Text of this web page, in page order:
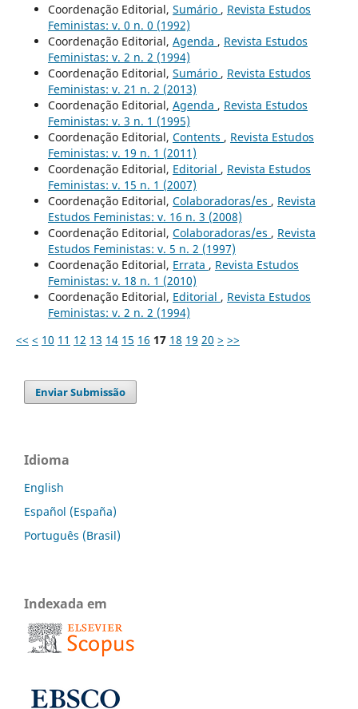
Coordenação Editorial, Sumário , Revista Estudos
Feministas: v. 0 n. 0 (1992)
Coordenação Editorial, Agenda , Revista Estudos
Feministas: v. 2 n. 2 (1994)
Coordenação Editorial, Sumário , Revista Estudos
Feministas: v. 21 n. 2 (2013)
Coordenação Editorial, Agenda , Revista Estudos
Feministas: v. 3 n. 1 (1995)
Coordenação Editorial, Contents , Revista Estudos
Feministas: v. 19 n. 1 (2011)
Coordenação Editorial, Editorial , Revista Estudos
Feministas: v. 15 n. 1 (2007)
Coordenação Editorial, Colaboradoras/es , Revista
Estudos Feministas: v. 16 n. 3 (2008)
Coordenação Editorial, Colaboradoras/es , Revista
Estudos Feministas: v. 5 n. 2 (1997)
Coordenação Editorial, Errata , Revista Estudos
Feministas: v. 18 n. 1 (2010)
Coordenação Editorial, Editorial , Revista Estudos
Feministas: v. 2 n. 2 (1994)
<< < 10 11 12 13 14 15 16 17 18 19 20 > >>
Enviar Submissão
Idioma
English
Español (España)
Português (Brasil)
Indexada em